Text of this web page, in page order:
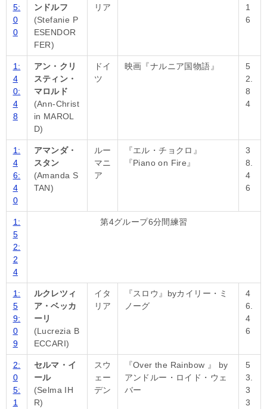
5:
0
0
ンドルフ
(Stefanie P
ESENDOR
FER)
リア
1
6
1:
4
0:
4
8
アン・クリ
スティン・
マロルド
(Ann-Christ
in MAROL
D)
ドイ
ツ
映画『ナルニア国物語』
5
2.
8
4
1:
4
6:
4
0
アマンダ・
スタン
(Amanda S
TAN)
ルー
マニ
ア
『エル・チョクロ』
『Piano on Fire』
3
8.
4
6
1:
5
2:
2
4
第4グループ6分間練習
1:
5
9:
0
9
ルクレツィ
ア・ベッカ
ーリ
(Lucrezia B
ECCARI)
イタ
リア
『スロウ』byカイリー・ミ
ノーグ
4
6.
4
6
2:
0
5:
1
セルマ・イ
ール
(Selma IH
R)
スウ
ェー
デン
『Over the Rainbow 』 by
アンドルー・ロイド・ウェ
バー
5
3.
3
3